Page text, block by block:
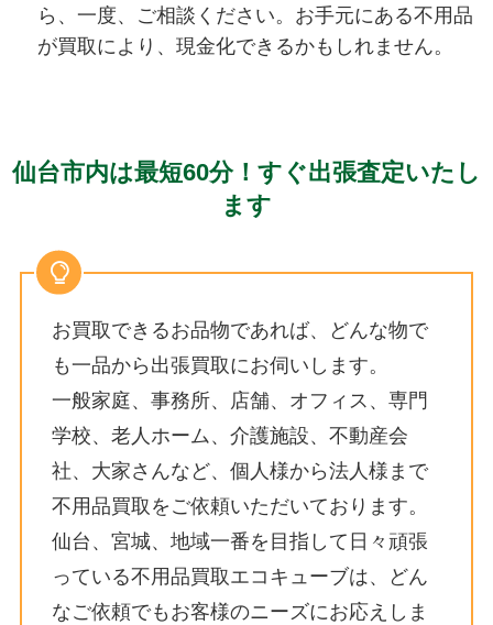
ら、一度、ご相談ください。お手元にある不用品
が買取により、現金化できるかもしれません。
仙台市内は最短60分！すぐ出張査定いたし
ます
お買取できるお品物であれば、どんな物で
も一品から出張買取にお伺いします。
一般家庭、事務所、店舗、オフィス、専門
学校、老人ホーム、介護施設、不動産会
社、大家さんなど、個人様から法人様まで
不用品買取をご依頼いただいております。
仙台、宮城、地域一番を目指して日々頑張
っている不用品買取エコキューブは、どん
なご依頼でもお客様のニーズにお応えしま